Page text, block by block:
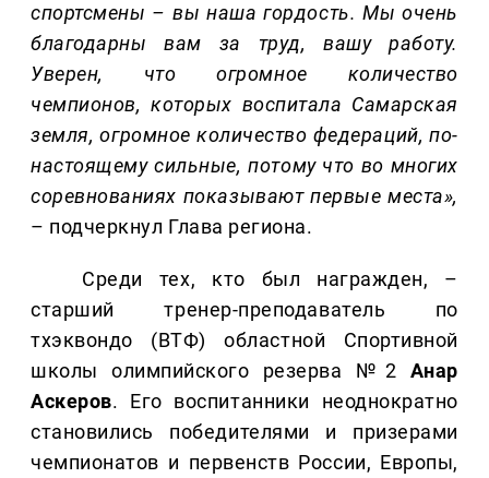
спортсмены – вы наша гордость. Мы очень
благодарны вам за труд, вашу работу.
Уверен, что огромное количество
чемпионов, которых воспитала Самарская
земля, огромное количество федераций, по-
настоящему сильные, потому что во многих
соревнованиях показывают первые места»,
– подчеркнул Глава региона.
Среди тех, кто был награжден, –
старший тренер-преподаватель по
тхэквондо (ВТФ) областной Спортивной
школы олимпийского резерва №2 Анар
Аскеров. Его воспитанники неоднократно
становились победителями и призерами
чемпионатов и первенств России, Европы,